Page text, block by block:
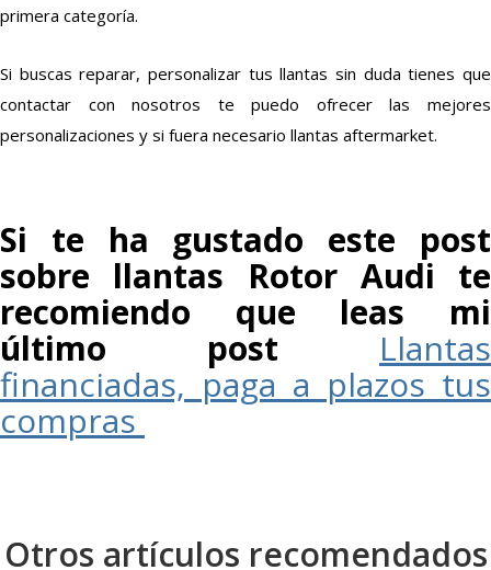
primera categoría.
Si buscas reparar, personalizar tus llantas sin duda tienes que
contactar con nosotros te puedo ofrecer las mejores
personalizaciones y si fuera necesario llantas aftermarket.
Si te ha gustado este post
sobre llantas Rotor Audi te
recomiendo que leas mi
último post Llantas
financiadas, paga a plazos tus
compras
Otros artículos recomendados